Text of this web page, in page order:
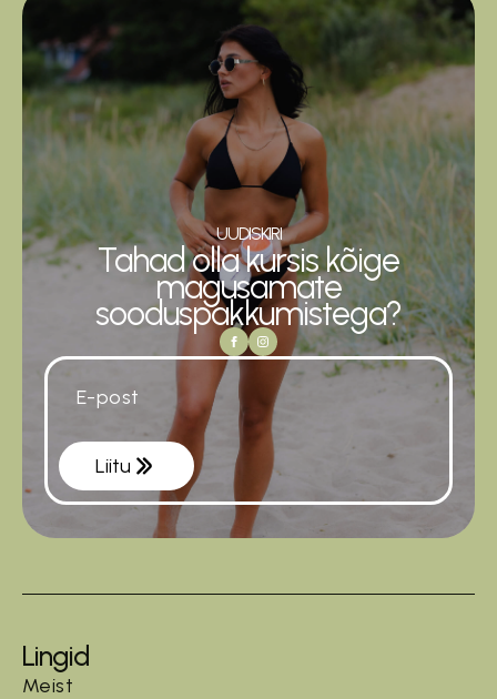
UUDISKIRI
Tahad olla kursis kõige
magusamate
sooduspakkumistega?
Liitu
Lingid
Meist